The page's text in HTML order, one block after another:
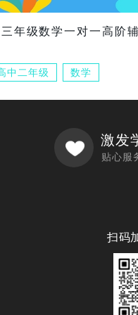
年级数学一对一高阶
中二年级 数学
激发
贴心服
扫码